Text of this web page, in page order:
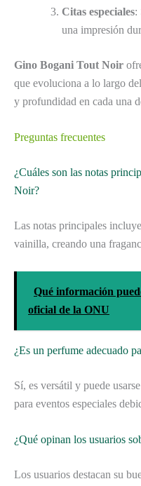
Citas especiales:
una impresión
Gino Bogani Tout Noir
que evoluciona a lo largo
y profundidad en cada una
Preguntas frecuentes
¿Cuáles son las notas
Noir?
Las notas principales
vainilla, creando una
Qué información
oficial de la ONU
¿Es un perfume adecuado
Sí, es versátil y puede
para eventos especiales
¿Qué opinan los usuarios
Los usuarios destacan su